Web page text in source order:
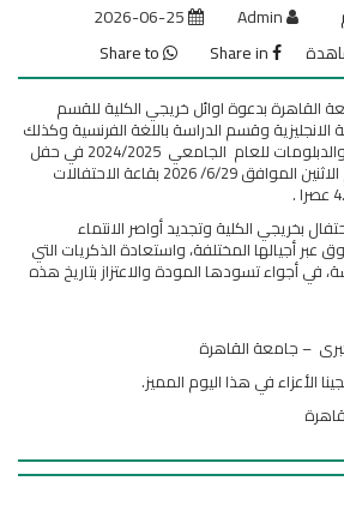
بدعوة اوائل خريجي الكلية للقسم
وقسم الدراسة باللغة الفرنسية وكذلك
اوائل الدكتوراه والماجستير والدبلومات للعام الجامعي 2024/2025 في حفل
عيد الخريجين الذي يقام يوم الاثنين الموافق 6/29/ 2026 بقاعة الاحتفالات
بخريجي الكلية وتجديد أواصر الانتماء
عبر أجيالها المختلفة، واستعادة الذكريات التي
في أجواء تسودها المودة والاعتزاز بتاريخ هذه
– جامعة القاهرة
الأعزاء في هذا اليوم المميز.